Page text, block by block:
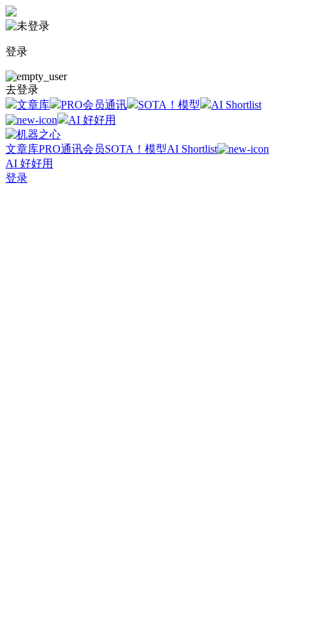
登录
去登录
文章库
PRO会员通讯 SOTA！模型
AI Shortlist
AI 好好用
文章库PRO通讯会员SOTA！模型AI Shortlist
AI 好好用
登录